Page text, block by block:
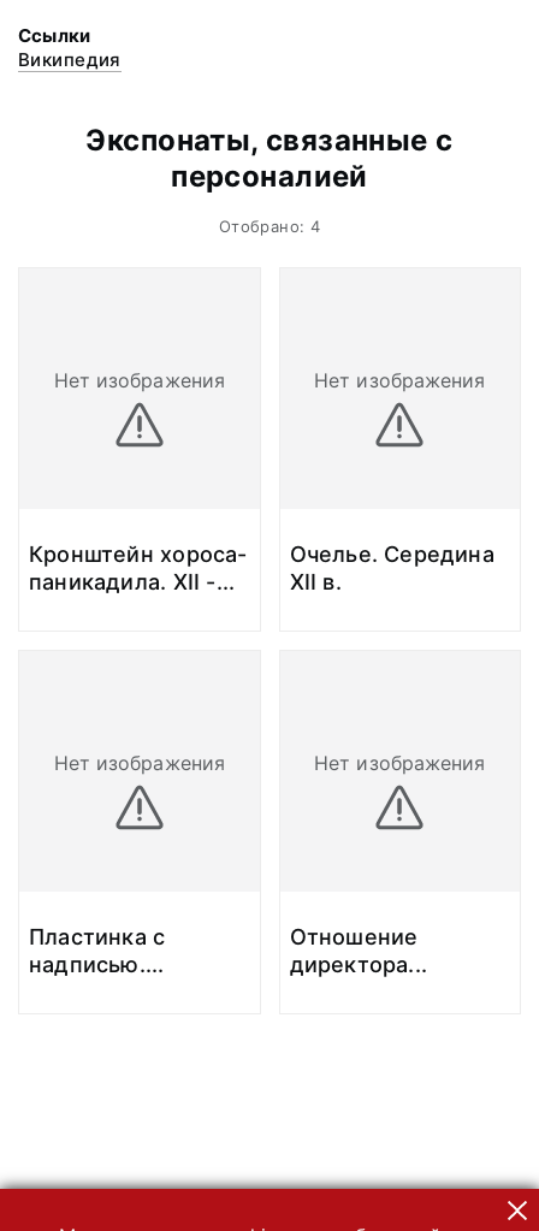
Ссылки
Википедия
Экспонаты, связанные с
персоналией
Отобрано: 4
Нет изображения
Кронштейн хороса-
паникадила. XII -...
Нет изображения
Очелье. Середина
XII в.
Нет изображения
Пластинка с
надписью....
Нет изображения
Отношение
директора...